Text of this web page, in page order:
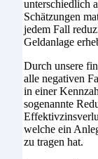
unterschiedlich
Schätzungen
jedem Fall
Geldanlage
Durch unsere
alle negativen
in einer
sogenannte
welche ein
zu tragen hat.